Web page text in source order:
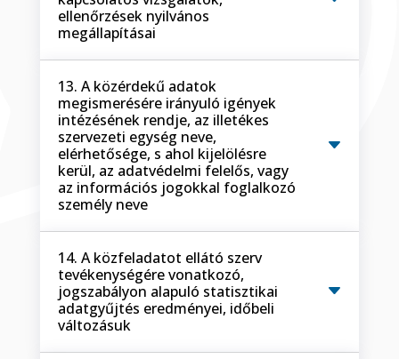
ellenőrzések nyilvános
megállapításai
13. A közérdekű adatok
megismerésére irányuló igények
intézésének rendje, az illetékes
szervezeti egység neve,
elérhetősége, s ahol kijelölésre
kerül, az adatvédelmi felelős, vagy
az információs jogokkal foglalkozó
személy neve
14. A közfeladatot ellátó szerv
tevékenységére vonatkozó,
jogszabályon alapuló statisztikai
adatgyűjtés eredményei, időbeli
változásuk